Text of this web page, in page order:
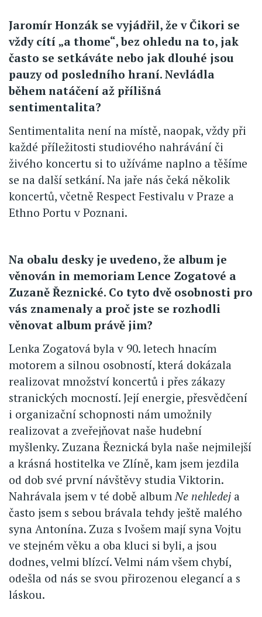
Jaromír Honzák se vyjádřil, že v Čikori se
vždy cítí „a thome“, bez ohledu na to, jak
často se setkáváte nebo jak dlouhé jsou
pauzy od posledního hraní. Nevládla
během natáčení až přílišná
sentimentalita?
Sentimentalita není na místě, naopak, vždy při
každé příležitosti studiového nahrávání či
živého koncertu si to užíváme naplno a těšíme
se na další setkání. Na jaře nás čeká několik
koncertů, včetně Respect Festivalu v Praze a
Ethno Portu v Poznani.
Na obalu desky je uvedeno, že album je
věnován in memoriam Lence Zogatové a
Zuzaně Řeznické. Co tyto dvě osobnosti pro
vás znamenaly a proč jste se rozhodli
věnovat album právě jim?
Lenka Zogatová byla v 90. letech hnacím
motorem a silnou osobností, která dokázala
realizovat množství koncertů i přes zákazy
stranických mocností. Její energie, přesvědčení
i organizační schopnosti nám umožnily
realizovat a zveřejňovat naše hudební
myšlenky. Zuzana Řeznická byla naše nejmilejší
a krásná hostitelka ve Zlíně, kam jsem jezdila
od dob své první návštěvy studia Viktorin.
Nahrávala jsem v té době albumNe nehledej a
často jsem s sebou brávala tehdy ještě malého
syna Antonína. Zuza s Ivošem mají syna Vojtu
ve stejném věku a oba kluci si byli, a jsou
dodnes, velmi blízcí. Velmi nám všem chybí,
odešla od nás se svou přirozenou elegancí a s
láskou.